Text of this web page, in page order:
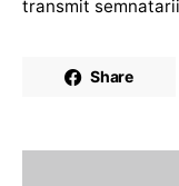
transmit
Share